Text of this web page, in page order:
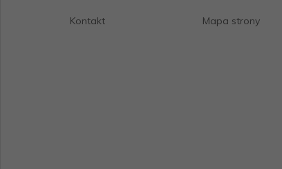
Kontakt Mapa strony